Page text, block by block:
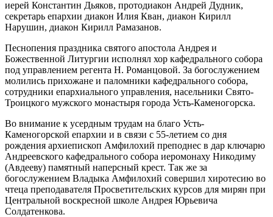
иерей Константин Дьяков, протодиакон Андрей Дудник,
секретарь епархии диакон Илия Кван, диакон Кирилл
Нарушин, диакон Кирилл Рамазанов.
Песнопения праздника святого апостола Андрея и
Божественной Литургии исполнял хор кафедрального собора
под управлением регента Н. Романцовой. За богослужением
молились прихожане и паломники кафедрального собора,
сотрудники епархиального управления, насельники Свято-
Троицкого мужского монастыря города Усть-Каменогорска.
Во внимание к усердным трудам на благо Усть-
Каменогорской епархии и в связи с 55-летием со дня
рождения архиепископ Амфилохий преподнес в дар ключарю
Андреевского кафедрального собора иеромонаху Никодиму
(Авдееву) памятный наперсный крест. Так же за
богослужением Владыка Амфилохий совершил хиротесию во
чтеца преподавателя Просветительских курсов для мирян при
Центральной воскресной школе Андрея Юрьевича
Солдатенкова.